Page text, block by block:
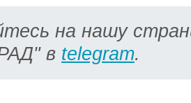
на нашу
в telegram.